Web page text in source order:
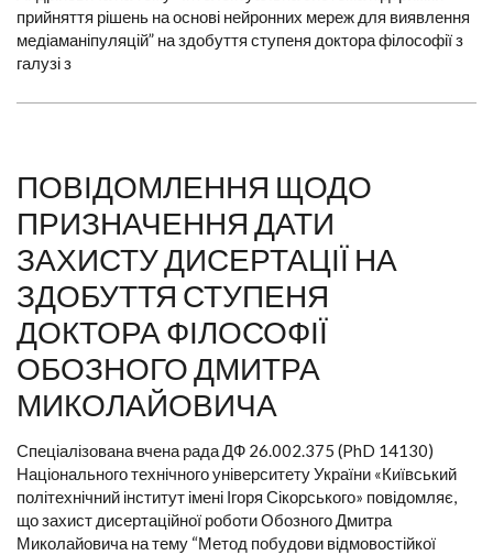
прийняття рішень на основі нейронних мереж для виявлення
медіаманіпуляцій” на здобуття ступеня доктора філософії з
галузі з
ПОВІДОМЛЕННЯ ЩОДО
ПРИЗНАЧЕННЯ ДАТИ
ЗАХИСТУ ДИСЕРТАЦІЇ НА
ЗДОБУТТЯ СТУПЕНЯ
ДОКТОРА ФІЛОСОФІЇ
ОБОЗНОГО ДМИТРА
МИКОЛАЙОВИЧА
Спеціалізована вчена рада ДФ 26.002.375 (PhD 14130)
Національного технічного університету України «Київський
політехнічний інститут імені Ігоря Сікорського» повідомляє,
що захист дисертаційної роботи Обозного Дмитра
Миколайовича на тему “Метод побудови відмовостійкої